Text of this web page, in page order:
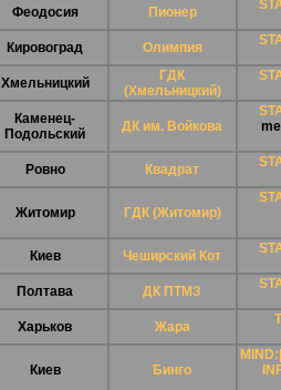
Феодосия Пионер
Кировоград Олимпия
Хмельницкий
ГДК
(Хмельницкий)
Каменец-
Подольский
ДК им. Войкова
Ровно Квадрат
Житомир ГДК (Житомир)
Киев Чеширский Кот
Полтава ДК ПТМЗ
Харьков Жара
Киев Бинго